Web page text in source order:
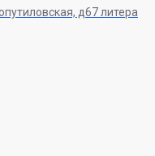
д67 литера